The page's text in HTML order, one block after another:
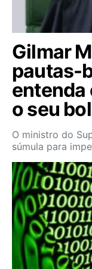
Gilmar
pautas-
entenda
o seu
O ministro do
súmula para